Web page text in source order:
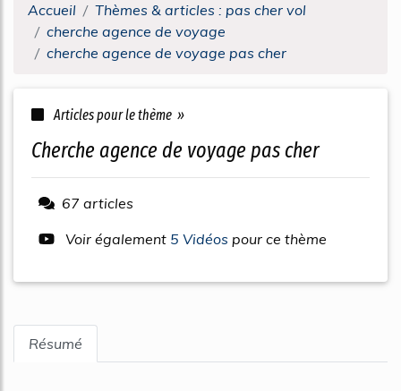
Accueil
Thèmes & articles : pas cher vol
cherche agence de voyage
cherche agence de voyage pas cher
Articles pour le thème »
cherche agence de voyage pas cher
67 articles
Voir également 5 Vidéos pour ce thème
Résumé